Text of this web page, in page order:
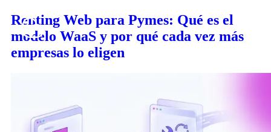
al
contenido
Renting Web para Pymes: Qué es el
modelo WaaS y por qué cada vez más
empresas lo eligen